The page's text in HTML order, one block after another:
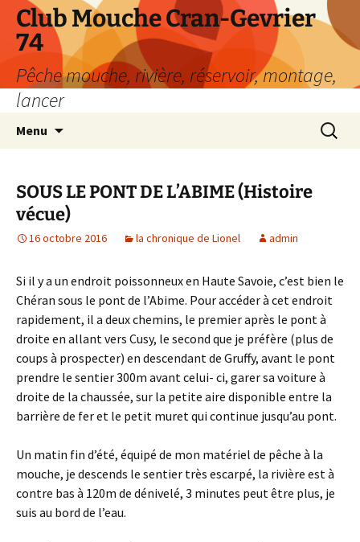
Aller
contenu
Club Mouche Cran-Gevrier
74
Pêche mouche, rivière, réservoir, montage,
lancer
Menu
SOUS LE PONT DE L’ABIME (Histoire
vécue)
16 octobre 2016 la chronique de Lionel admin
Si il y a un endroit poissonneux en Haute Savoie, c’est bien le
Chéran sous le pont de l’Abime. Pour accéder à cet endroit
rapidement, il a deux chemins, le premier après le pont à
droite en allant vers Cusy, le second que je préfère (plus de
coups à prospecter) en descendant de Gruffy, avant le pont
prendre le sentier 300m avant celui- ci, garer sa voiture à
droite de la chaussée, sur la petite aire disponible entre la
barrière de fer et le petit muret qui continue jusqu’au pont.
Un matin fin d’été, équipé de mon matériel de pêche à la
mouche, je descends le sentier très escarpé, la rivière est à
contre bas à 120m de dénivelé, 3 minutes peut être plus, je
suis au bord de l’eau.